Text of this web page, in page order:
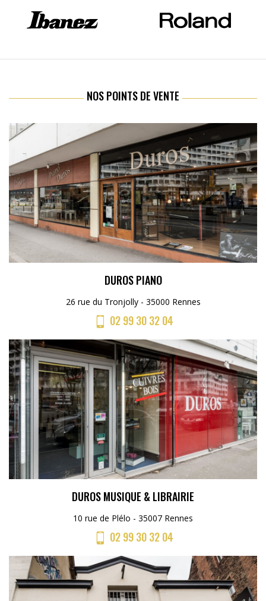
NOS POINTS DE VENTE
DUROS PIANO
26 rue du Tronjolly - 35000 Rennes
02 99 30 32 04
DUROS MUSIQUE & LIBRAIRIE
10 rue de Plélo - 35007 Rennes
02 99 30 32 04